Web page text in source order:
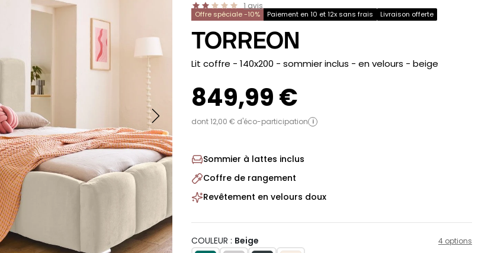
1 avis
Offre spéciale -10% Paiement en 10 et 12x sans frais Livraison offerte
TORREON
-
Lit coffre - 140x200 - sommier inclus - en velours - beige
849,99 €
dont 12,00 € d'éco-participation i
Sommier à lattes inclus
Coffre de rangement
Revêtement en velours doux
COULEUR : Beige 4 options